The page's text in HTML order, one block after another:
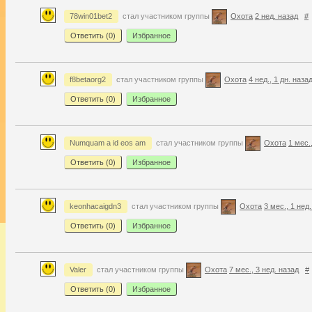
78win01bet2 стал участником группы Охота 2 нед. назад #
Ответить (0) Избранное
f8betaorg2 стал участником группы Охота 4 нед., 1 дн. назад
Ответить (0) Избранное
Numquam a id eos am стал участником группы Охота 1
Ответить (0) Избранное
keonhacaigdn3 стал участником группы Охота 3 мес., 1 нед.
Ответить (0) Избранное
Valer стал участником группы Охота 7 мес., 3 нед. назад #
Ответить (0) Избранное